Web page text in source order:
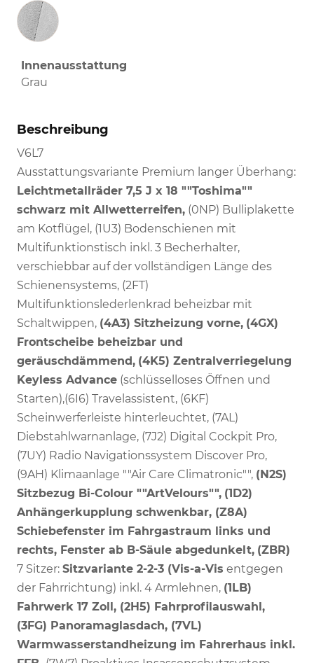
Innenausstattung
Innenausstattung
Grau
Beschreibung
V6L7
Ausstattungsvariante Premium langer Überhang:
Leichtmetallräder 7,5 J x 18 ""Toshima""
schwarz mit Allwetterreifen, (0NP) Bulliplakette
am Kotflügel, (1U3) Bodenschienen mit
Multifunktionstisch inkl. 3 Becherhalter,
verschiebbar auf der vollständigen Länge des
Schienensystems, (2FT)
Multifunktionslederlenkrad beheizbar mit
Schaltwippen, (4A3) Sitzheizung vorne, (4GX)
Frontscheibe beheizbar und
geräuschdämmend, (4K5) Zentralverriegelung
Keyless Advance (schlüsselloses Öffnen und
Starten),(6I6) Travelassistent, (6KF)
Scheinwerferleiste hinterleuchtet, (7AL)
Diebstahlwarnanlage, (7J2) Digital Cockpit Pro,
(7UY) Radio Navigationssystem Discover Pro,
(9AH) Klimaanlage ""Air Care Climatronic"", (N2S)
Sitzbezug Bi-Colour ""ArtVelours"", (1D2)
Anhängerkupplung schwenkbar, (Z8A)
Schiebefenster im Fahrgastraum links und
rechts, Fenster ab B-Säule abgedunkelt, (ZBR)
7 Sitzer: Sitzvariante 2-2-3 (Vis-a-Vis entgegen
der Fahrrichtung) inkl. 4 Armlehnen, (1LB)
Fahrwerk 17 Zoll, (2H5) Fahrprofilauswahl,
(3FG) Panoramaglasdach, (7VL)
Warmwasserstandheizung im Fahrerhaus inkl.